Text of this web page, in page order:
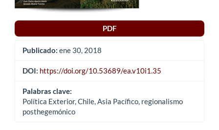
PDF
Publicado: ene 30, 2018
DOI: https://doi.org/10.53689/ea.v10i1.35
Palabras clave:
Política Exterior, Chile, Asia Pacífico, regionalismo
posthegemónico